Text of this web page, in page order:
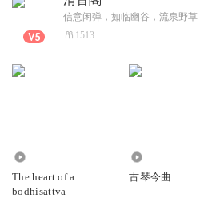
1513
The heart of a
bodhisattva
古琴今曲